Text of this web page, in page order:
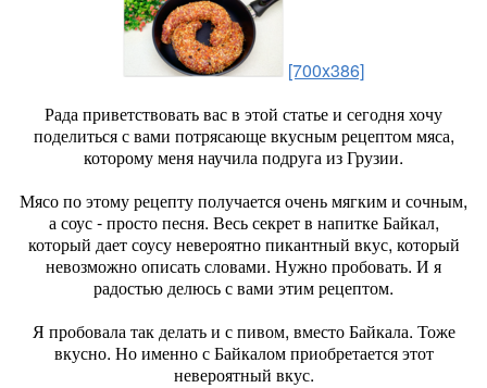
[700x386]
Рада приветствовать вас в этой статье и сегодня хочу
поделиться с вами потрясающе вкусным рецептом мяса,
которому меня научила подруга из Грузии.
Мясо по этому рецепту получается очень мягким и сочным,
а соус - просто песня. Весь секрет в напитке Байкал,
который дает соусу невероятно пикантный вкус, который
невозможно описать словами. Нужно пробовать. И я
радостью делюсь с вами этим рецептом.
Я пробовала так делать и с пивом, вместо Байкала. Тоже
вкусно. Но именно с Байкалом приобретается этот
невероятный вкус.